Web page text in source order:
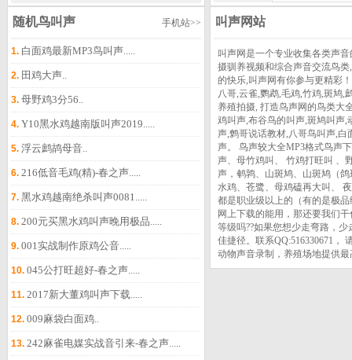
随机鸟叫声 手机站>>
1. 白面鸡最新MP3鸟叫声.....
2. 田鸡大声..
3. 母野鸡3分56..
4. Y10黑水鸡越南版叫声2019.....
5. 浮云鹧鸪母音..
6. 216低音毛鸡(精)-春之声.....
7. 黑水鸡越南绝杀叫声0081.....
8. 200元买黑水鸡叫声晚用极品.....
9. 001实战制作原鸡公音.....
10. 045公打旺超好-春之声.....
11. 2017新大董鸡叫声下载.....
12. 009麻袋白面鸡..
13. 242麻雀电媒实战音引来-春之声.....
叫声网站
叫声网是一个专业收集各类声
摄驯养视频和综合声音交流鸟
的快乐,叫声网有你参与更精彩
八哥,云雀,鹦鹉,毛鸡,竹鸡,斑鸠,
养殖拍摄, 打造鸟声网的鸟类大
鸡叫声,布谷鸟的叫声,斑鸠叫声,
声,鹩哥说话教材,八哥鸟叫声,白
声。 鸟声较大全MP3格式鸟声
声、母竹鸡叫、 竹鸡打旺叫 、
声，鹌鹑、山斑鸠、山斑鸠（
水鸡、苍鹭、母鸡磕再大叫、
都是职业级以上的（有的是极
网上下载的能用，那还要我们
等级吗??如果您想少走弯路，
佳捷径。联系QQ:516330671，
动物声音录制，养殖场地提供最